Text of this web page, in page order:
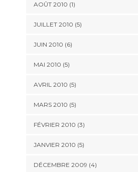
AOÛT 2010 (1)
JUILLET 2010 (5)
JUIN 2010 (6)
MAI 2010 (5)
AVRIL 2010 (5)
MARS 2010 (5)
FÉVRIER 2010 (3)
JANVIER 2010 (5)
DÉCEMBRE 2009 (4)